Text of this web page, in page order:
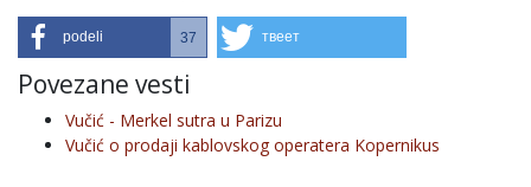
podeli 37 твеет
Povezane vesti
Vučić - Merkel sutra u Parizu
Vučić o prodaji kablovskog operatera Kopernikus